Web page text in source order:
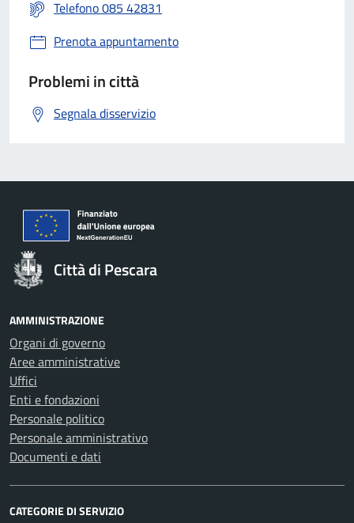
Telefono 085 42831
Prenota appuntamento
Problemi in città
Segnala disservizio
Città di Pescara
AMMINISTRAZIONE
Organi di governo
Aree amministrative
Uffici
Enti e fondazioni
Personale politico
Personale amministrativo
Documenti e dati
CATEGORIE DI SERVIZIO